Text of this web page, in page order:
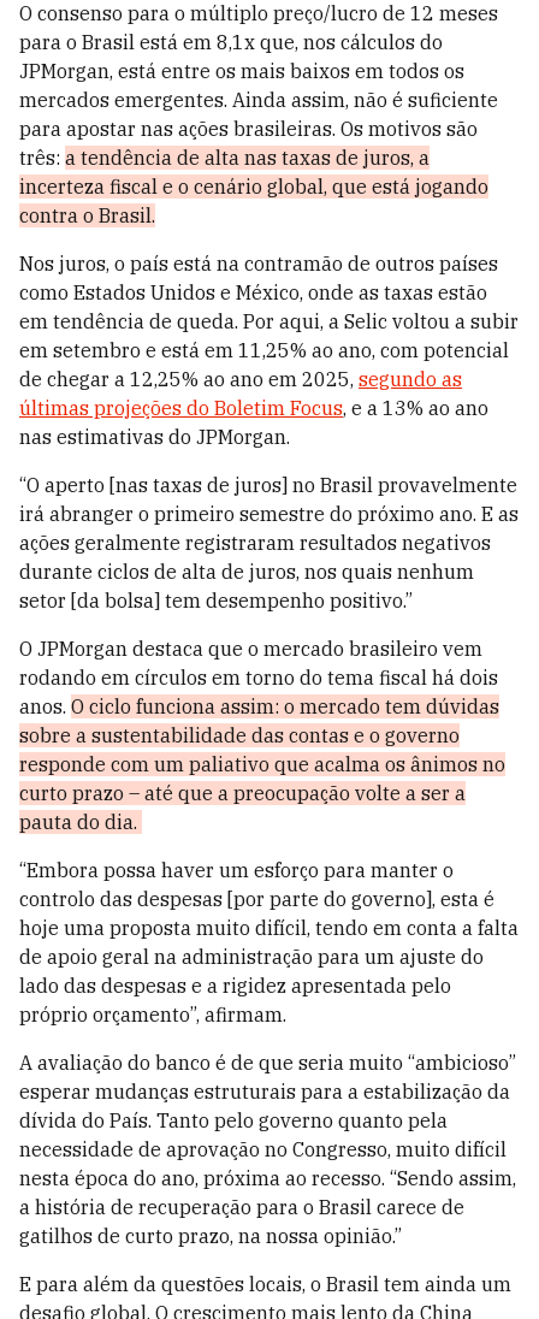
O consenso para o múltiplo preço/lucro de 12 meses
para o Brasil está em 8,1x que, nos cálculos do
JPMorgan, está entre os mais baixos em todos os
mercados emergentes. Ainda assim, não é suficiente
para apostar nas ações brasileiras. Os motivos são
três: a tendência de alta nas taxas de juros, a
incerteza fiscal e o cenário global, que está jogando
contra o Brasil.
Nos juros, o país está na contramão de outros países
como Estados Unidos e México, onde as taxas estão
em tendência de queda. Por aqui, a Selic voltou a subir
em setembro e está em 11,25% ao ano, com potencial
de chegar a 12,25% ao ano em 2025, segundo as
últimas projeções do Boletim Focus, e a 13% ao ano
nas estimativas do JPMorgan.
“O aperto [nas taxas de juros] no Brasil provavelmente
irá abranger o primeiro semestre do próximo ano. E as
ações geralmente registraram resultados negativos
durante ciclos de alta de juros, nos quais nenhum
setor [da bolsa] tem desempenho positivo.”
O JPMorgan destaca que o mercado brasileiro vem
rodando em círculos em torno do tema fiscal há dois
anos. O ciclo funciona assim: o mercado tem dúvidas
sobre a sustentabilidade das contas e o governo
responde com um paliativo que acalma os ânimos no
curto prazo – até que a preocupação volte a ser a
pauta do dia.
“Embora possa haver um esforço para manter o
controlo das despesas [por parte do governo], esta é
hoje uma proposta muito difícil, tendo em conta a falta
de apoio geral na administração para um ajuste do
lado das despesas e a rigidez apresentada pelo
próprio orçamento”, afirmam.
A avaliação do banco é de que seria muito “ambicioso”
esperar mudanças estruturais para a estabilização da
dívida do País. Tanto pelo governo quanto pela
necessidade de aprovação no Congresso, muito difícil
nesta época do ano, próxima ao recesso. “Sendo assim,
a história de recuperação para o Brasil carece de
gatilhos de curto prazo, na nossa opinião.”
E para além da questões locais, o Brasil tem ainda um
desafio global. O crescimento mais lento da China